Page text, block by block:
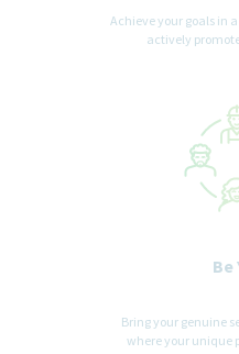
Achieve your goals in
actively
Be
Bring your genuine
where your unique